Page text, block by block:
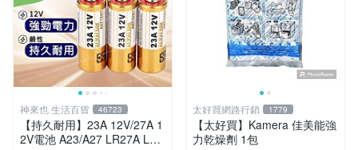
神來也 生活百貨 46723
【持久耐用】23A 12V/27A 1
2V電池 A23/A27 LR27A L10
太好買網路行銷 1779
【太好買】Kamera 佳美能強
力乾燥劑 1包